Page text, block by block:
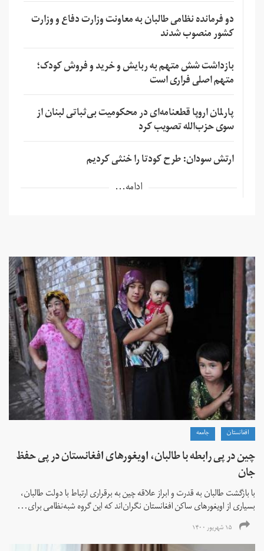
دو فرمانده نظامی طالبان به معاونت وزارت دفاع و وزارت
کشور منصوب شدند
بازداشت شش متهم به ربایش و خرید و فروش کودک؛
متهم اصلی فراری است
پارلمان اروپا قطعنامه‌ای در محکومیت بی‌ثباتی لبنان از
سوی حزب‌الله تصویب کرد
ارتش سودان: طرح کودتا را خنثی کردیم
ادامه...
افغانستان جامعه
چین در پی رابطه با طالبان، اویغورهای افغانستان در پی حفظ
جان
با بازگشت طالبان به قدرت و ابراز علاقه چین به برقراری ارتباط با دولت طالبان،
بسیاری از اویغورهای ساکن افغانستان نگران‌اند که این گروه شبه‌نظامی برای...
۱۵ شهریور ۱۴۰۰